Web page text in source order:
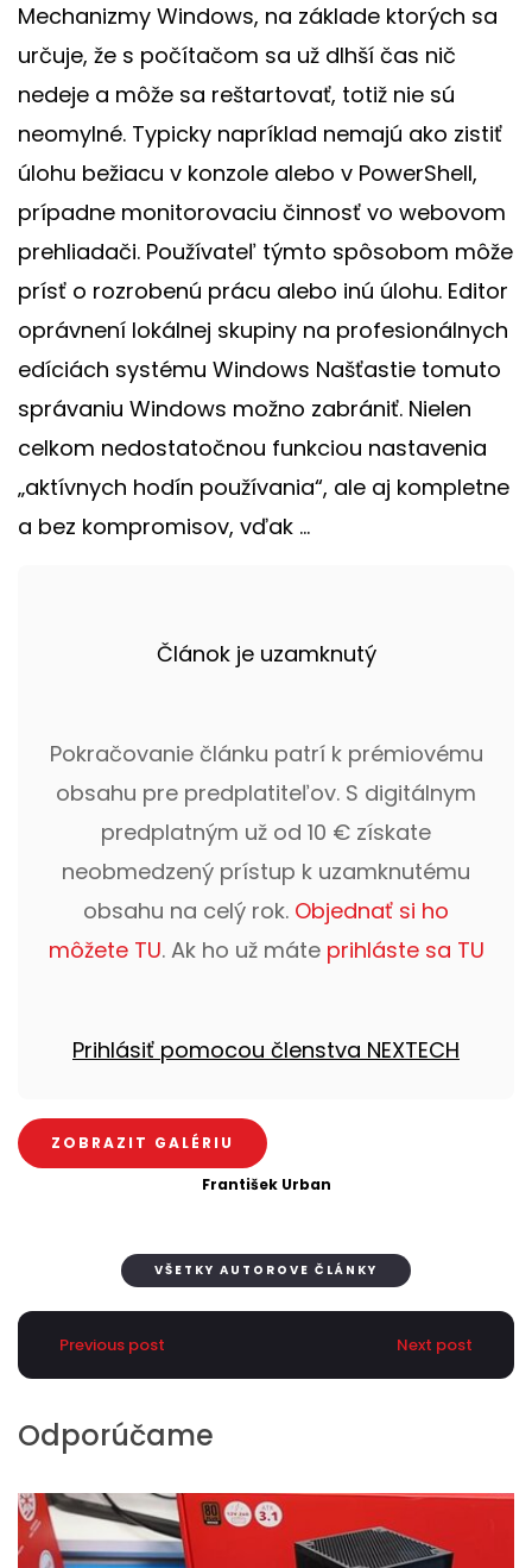
Mechanizmy Windows, na základe ktorých sa
určuje, že s počítačom sa už dlhší čas nič
nedeje a môže sa reštartovať, totiž nie sú
neomylné. Typicky napríklad nemajú ako zistiť
úlohu bežiacu v konzole alebo v PowerShell,
prípadne monitorovaciu činnosť vo webovom
prehliadači. Používateľ týmto spôsobom môže
prísť o rozrobenú prácu alebo inú úlohu. Editor
oprávnení lokálnej skupiny na profesionálnych
edíciách systému Windows Našťastie tomuto
správaniu Windows možno zabrániť. Nielen
celkom nedostatočnou funkciou nastavenia
„aktívnych hodín používania“, ale aj kompletne
a bez kompromisov, vďak ...
Článok je uzamknutý
Pokračovanie článku patrí k prémiovému
obsahu pre predplatiteľov. S digitálnym
predplatným už od 10 € získate
neobmedzený prístup k uzamknutému
obsahu na celý rok. Objednať si ho
môžete TU. Ak ho už máte prihláste sa TU
Prihlásiť pomocou členstva NEXTECH
ZOBRAZIT GALÉRIU
František Urban
VŠETKY AUTOROVE ČLÁNKY
Previous post Next post
Odporúčame